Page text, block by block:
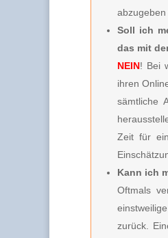
abzugeben
Soll ich
das mit
NEIN! Bei
ihren
sämtliche
Zeit für
Kann ich
Oftmals
zurück.